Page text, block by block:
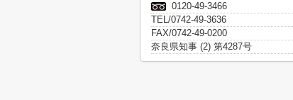
0120-49-3466
TEL/0742-49-3636
FAX/0742-49-0200
奈良県知事 (2) 第4287号